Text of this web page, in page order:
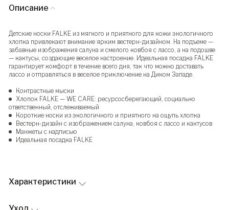
Описание
Детские носки FALKE из мягкого и приятного для кожи экологичного
хлопка привлекают внимание ярким вестерн-дизайном. На подъеме —
забавные изображения салуна и смелого ковбоя с лассо, а на подошве
— кактусы, создающие веселое настроение. Идеальная посадка FALKE
гарантирует комфорт в течение всего дня, так что можно доставать
лассо и отправляться в веселое приключение на Диком Западе.
Контрастные мыски
Хлопок FALKE — WE CARE: ресурсосберегающий, социально
ответственный, отслеживаемый
Короткие носки из экологичного и приятного на ощупь хлопка
Вестерн-дизайн с изображением салуна, ковбоя с лассо и кактусов
Манжеты с надписью
Идеальная посадка FALKE
Характеристики